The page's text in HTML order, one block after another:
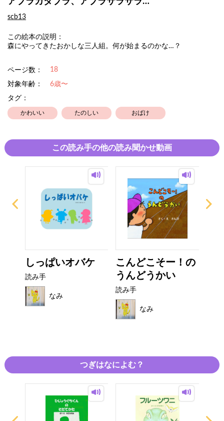
scb13
この絵本の説明：
森にやってきたおかしな三人組。何が始まるのかな…？
ページ数： 18
対象年齢：
6歳〜
タグ：
かわいい たのしい おばけ
この読み手の他の読み聞かせ動画
しっぱいオバケ
読み手
なみ
こんどこそー！の
うんどうかい
読み手
なみ
つぎはなによむ？